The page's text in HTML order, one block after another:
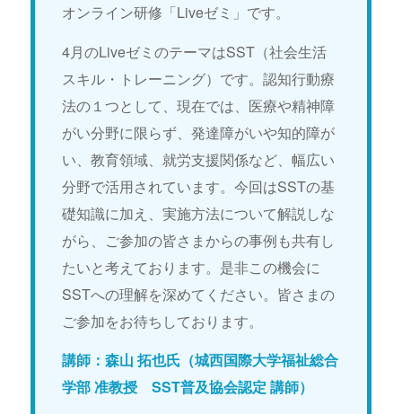
オンライン研修「Liveゼミ」です。
4月のLiveゼミのテーマはSST（社会生活
スキル・トレーニング）です。認知行動療
法の１つとして、現在では、医療や精神障
がい分野に限らず、発達障がいや知的障が
い、教育領域、就労支援関係など、幅広い
分野で活用されています。今回はSSTの基
礎知識に加え、実施方法について解説しな
がら、ご参加の皆さまからの事例も共有し
たいと考えております。是非この機会に
SSTへの理解を深めてください。皆さまの
ご参加をお待ちしております。
講師：森山 拓也氏（城西国際大学福祉総合
学部 准教授 SST普及協会認定 講師）